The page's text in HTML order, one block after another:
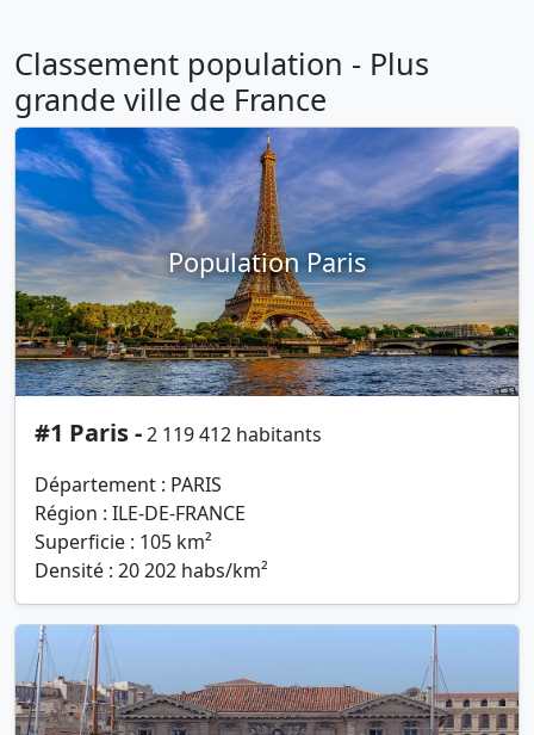
Classement population - Plus
grande ville de France
Population Paris
#1 Paris -2 119 412 habitants
Département : PARIS
Région : ILE-DE-FRANCE
Superficie : 105 km²
Densité : 20 202 habs/km²